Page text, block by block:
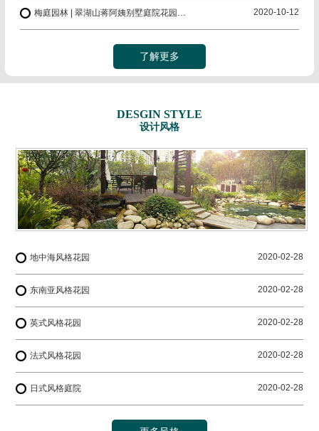
梅庭园林 | 翠湖山蒋阿姨别墅庭院花园开工大吉 2020-10-12
了解更多
DESGIN STYLE
设计风格
地中海风格花园 2020-02-28
东南亚风格花园 2020-02-28
英式风格花园 2020-02-28
法式风格花园 2020-02-28
日式风格庭院 2020-02-28